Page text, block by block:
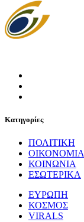
Κατηγορίες
ΠΟΛΙΤΙΚΗ
ΟΙΚΟΝΟΜΙΑ
ΚΟΙΝΩΝΙΑ
ΕΣΩΤΕΡΙΚΑ
ΕΥΡΩΠΗ
ΚΟΣΜΟΣ
VIRALS